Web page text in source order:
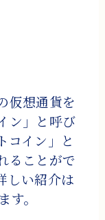
仮想通貨を
ン」と呼び
コイン」と
ることがで
しい紹介は
。